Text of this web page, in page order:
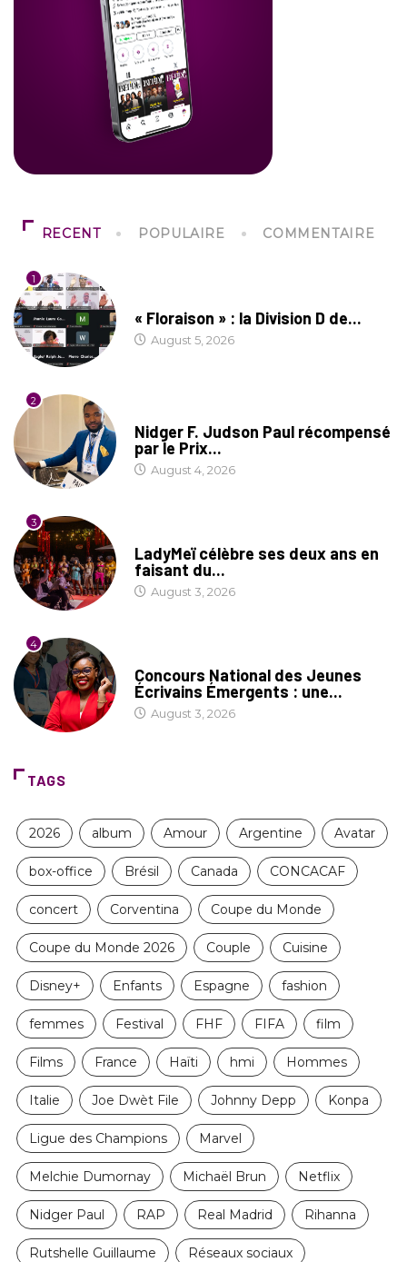
RECENT POPULAIRE COMMENTAIRE
1
« Floraison » : la Division D de...
August 5, 2026
2
Nidger F. Judson Paul récompensé
par le Prix...
August 4, 2026
3
LadyMeï célèbre ses deux ans en
faisant du...
August 3, 2026
4
Concours National des Jeunes
Écrivains Émergents : une...
August 3, 2026
TAGS
2026 album Amour Argentine Avatar
box-office Brésil Canada CONCACAF
concert Corventina Coupe du Monde
Coupe du Monde 2026 Couple Cuisine
Disney+ Enfants Espagne fashion
femmes Festival FHF FIFA film
Films France Haïti hmi Hommes
Italie Joe Dwèt File Johnny Depp Konpa
Ligue des Champions Marvel
Melchie Dumornay Michaël Brun Netflix
Nidger Paul RAP Real Madrid Rihanna
Rutshelle Guillaume Réseaux sociaux